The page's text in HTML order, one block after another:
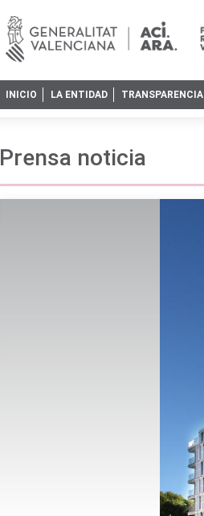
INICIO LA ENTIDAD TRANSPARENCIA
Prensa noticia